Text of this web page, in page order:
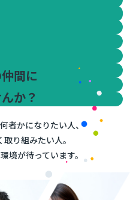
間に
か？
者かになりたい人、
取り組みたい人。
境が待っています。